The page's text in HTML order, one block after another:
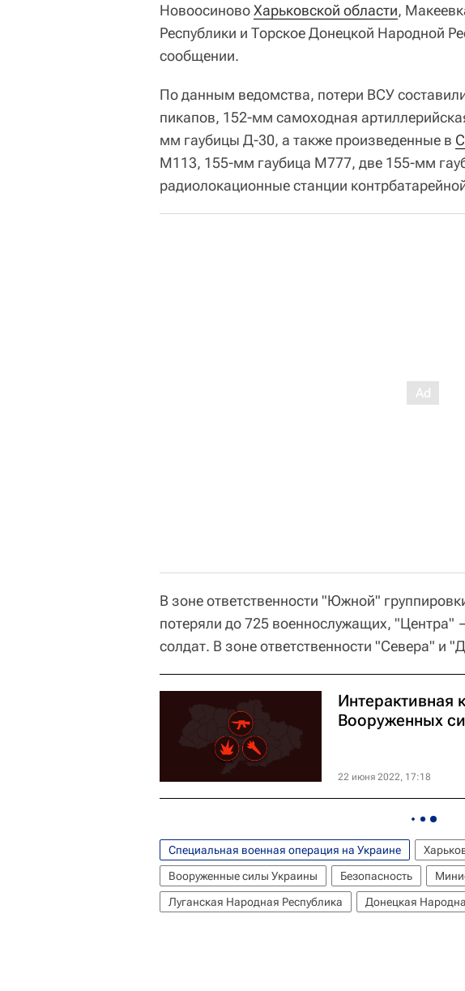
НовоосиновоХарьковской области,
Республики и Торское Донецкой Народной
сообщении.
По данным ведомства, потери ВСУ
пикапов, 152-мм самоходная
мм гаубицы Д-30, а также произведенные в
М113, 155-мм гаубица М777, две 155-мм
радиолокационные станции
В зоне ответственности "Южной"
потеряли до 725 военнослужащих,
солдат. В зоне ответственности "Севера" и
Интерактивная
Вооруженных
22 июня 2022, 17:18
Специальная военная операция на Украине
Вооруженные силы Украины
Безопасность
Луганская Народная Республика
Донецкая